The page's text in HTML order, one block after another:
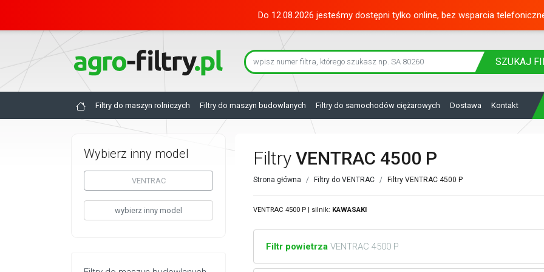
Do 12.08.2026 jesteśmy dostępni tylko online, bez wsparcia
SZUKAJ
Filtry do maszyn rolniczych Filtry do maszyn budowlanych Filtry do samochodów ciężarowych Dostawa Kontakt
Wybierz inny model
VENTRAC
wybierz inny model
Filtry VENTRAC 4500 P
Strona główna Filtry do VENTRAC Filtry VENTRAC 4500 P
VENTRAC 4500 P | silnik: KAWASAKI
Filtr powietrza VENTRAC 4500 P